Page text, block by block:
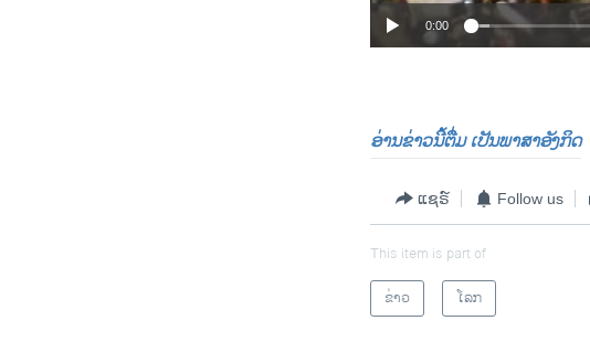
0:00
ອ່ານຂ່າວນີ້ຕື່ມ ເປັນພາສາອັງກິດ
ແຊຣ໌ Follow us
This item is part of
ຂ່າວ
ໂລກ